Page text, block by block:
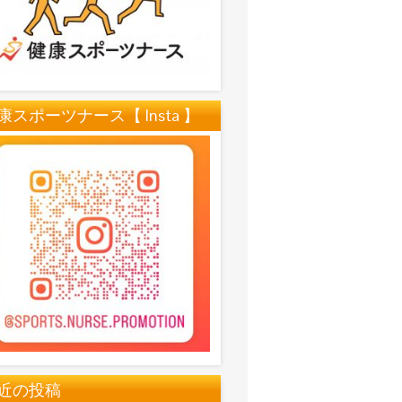
スポーツナース【 Insta 】
の投稿